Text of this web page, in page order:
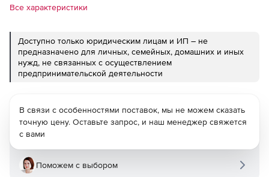
Все характеристики
Доступно только юридическим лицам и ИП – не
предназначено для личных, семейных, домашних и иных
нужд, не связанных с осуществлением
предпринимательской деятельности
В связи с особенностями поставок, мы не можем сказать
точную цену. Оставьте запрос, и наш менеджер свяжется
с вами
Поможем с выбором